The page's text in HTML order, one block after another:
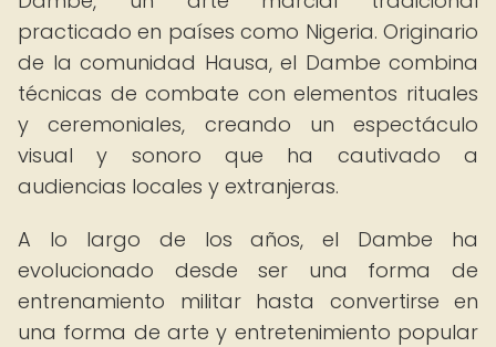
practicado en países como Nigeria. Originario
de la comunidad Hausa, el Dambe combina
técnicas de combate con elementos rituales
y ceremoniales, creando un espectáculo
visual y sonoro que ha cautivado a
audiencias locales y extranjeras.
A lo largo de los años, el Dambe ha
evolucionado desde ser una forma de
entrenamiento militar hasta convertirse en
una forma de arte y entretenimiento popular